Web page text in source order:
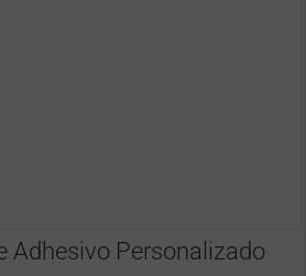
Adhesivo Personalizado